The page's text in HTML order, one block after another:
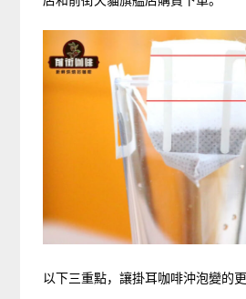
以下三重點，讓掛耳咖啡沖泡變的